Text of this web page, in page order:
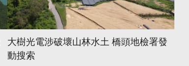
大樹光電涉破壞山林水土 橋頭地檢署發
動搜索